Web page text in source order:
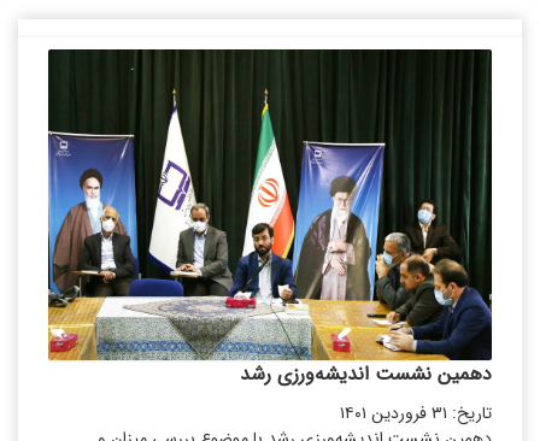
دهمین نشست اندیشه‌ورزی رشد
تاریخ: ۳۱ فروردین ۱۴۰۱